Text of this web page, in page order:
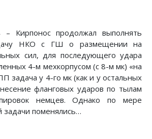
Кирпонос продолжал выполнять
НКО с ГШ о размещении на
сил, для последующего удара
4-м мехкорпусом (с 8-м мк) «на
задача у 4-го мк (как и у остальных
фланговых ударов по тылам
немцев. Однако по мере
задачи поменялись…